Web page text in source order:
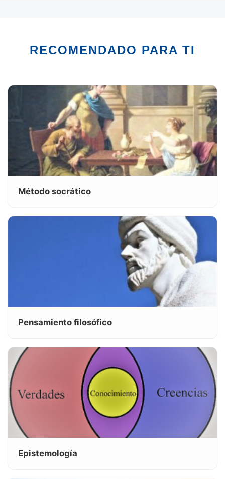
RECOMENDADO PARA TI
Método socrático
Pensamiento filosófico
Epistemología